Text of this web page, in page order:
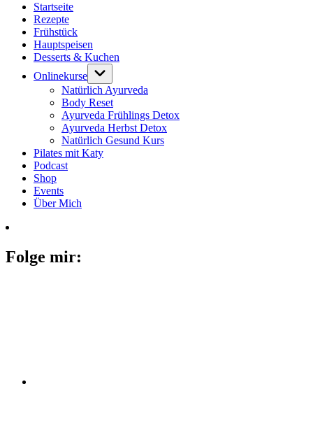
Startseite
Rezepte
Frühstück
Hauptspeisen
Desserts & Kuchen
Onlinekurse
Natürlich Ayurveda
Body Reset
Ayurveda Frühlings Detox
Ayurveda Herbst Detox
Natürlich Gesund Kurs
Pilates mit Katy
Podcast
Shop
Events
Über Mich
Folge mir: